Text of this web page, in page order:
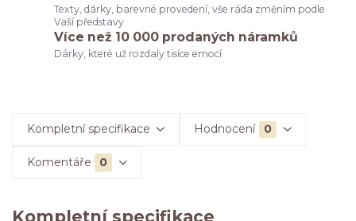
Texty, dárky, barevné provedení, vše ráda změním podle
Vaší představy
Více než 10 000 prodaných náramků
Dárky, které už rozdaly tisíce emocí
Kompletní specifikace Hodnocení 0
Komentáře 0
Kompletní specifikace